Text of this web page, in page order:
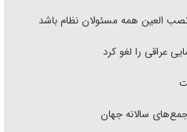
العین همه مسئولان نظام باشد
عراقی را لغو کرد
سالانه جهان